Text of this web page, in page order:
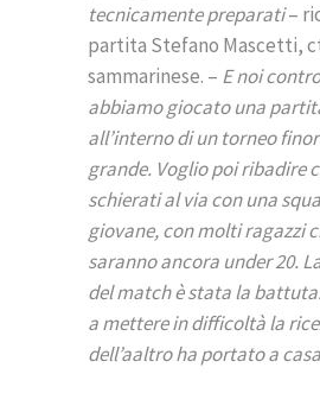
tecnicamente preparati–
partita Stefano Mascetti,
sammarinese. – E noi
abbiamo giocato una
all’interno di un torneo
grande. Voglio poi ribadire
schierati al via con una
giovane, con molti ragazzi
saranno ancora under 20.
del match è stata la
a mettere in difficoltà la
dell’aaltro ha portato a